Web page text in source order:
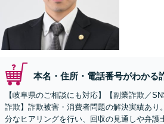
本名・住所・電話番号がわかる
【岐阜県のご相談にも対応】【副業詐欺／
詐欺】詐欺被害・消費者問題の解決実績あり
分なヒアリングを行い、回収の見通しや弁護